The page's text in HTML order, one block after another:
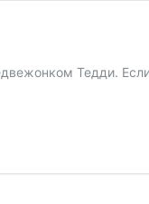
Тедди. Если